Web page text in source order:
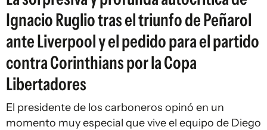
Ignacio Ruglio tras el triunfo de Peñarol
ante Liverpool y el pedido para el partido
contra Corinthians por la Copa
Libertadores
El presidente de los carboneros opinó en un
momento muy especial que vive el equipo de Diego